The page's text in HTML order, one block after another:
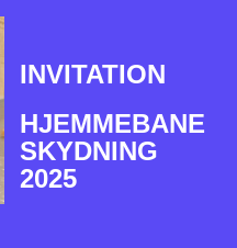
INVITATION
HJEMMEBANE
SKYDNING
2025